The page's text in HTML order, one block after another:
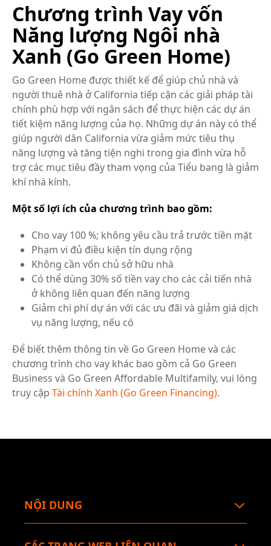
Chương trình Vay vốn
Năng lượng Ngôi nhà
Xanh (Go Green Home)
Go Green Home được thiết kế để giúp chủ nhà và
người thuê nhà ở California tiếp cận các giải pháp tài
chính phù hợp với ngân sách để thực hiện các dự án
tiết kiệm năng lượng của họ. Những dự án này có thể
giúp người dân California vừa giảm mức tiêu thụ
năng lượng và tăng tiện nghi trong gia đình vừa hỗ
trợ các mục tiêu đầy tham vọng của Tiểu bang là giảm
khí nhà kính.
Một số lợi ích của chương trình bao gồm:
Cho vay 100 %; không yêu cầu trả trước tiền mặt
Phạm vi đủ điều kiện tín dụng rộng
Không cần vốn chủ sở hữu nhà
Có thể dùng 30% số tiền vay cho các cải tiến nhà
ở không liên quan đến năng lượng
Giảm chi phí dự án với các ưu đãi và giảm giá dịch
vụ năng lượng, nếu có
Để biết thêm thông tin về Go Green Home và các
chương trình cho vay khác bao gồm cả Go Green
Business và Go Green Affordable Multifamily, vui lòng
truy cập Tài chính Xanh (Go Green Financing).
NỘI DUNG